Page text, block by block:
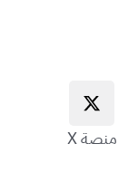
منصة X